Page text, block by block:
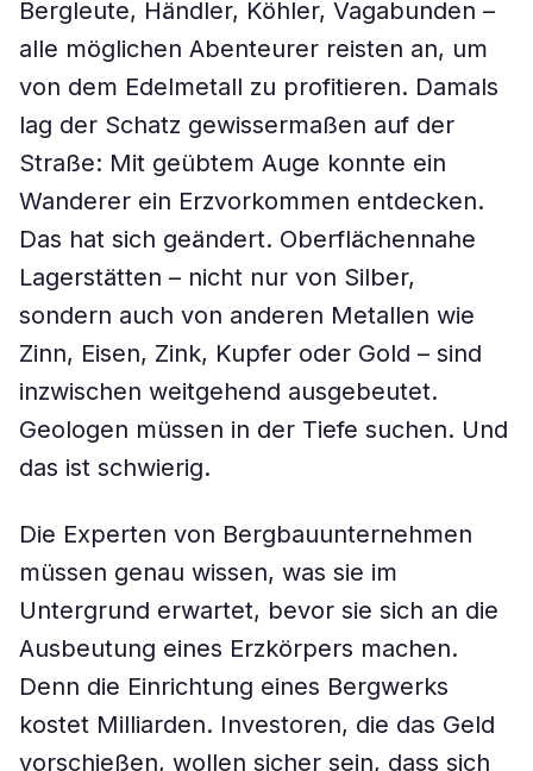
Bergleute, Händler, Köhler, Vagabunden –
alle möglichen Abenteurer reisten an, um
von dem Edelmetall zu profitieren. Damals
lag der Schatz gewissermaßen auf der
Straße: Mit geübtem Auge konnte ein
Wanderer ein Erzvorkommen entdecken.
Das hat sich geändert. Oberflächennahe
Lagerstätten – nicht nur von Silber,
sondern auch von anderen Metallen wie
Zinn, Eisen, Zink, Kupfer oder Gold – sind
inzwischen weitgehend ausgebeutet.
Geologen müssen in der Tiefe suchen. Und
das ist schwierig.
Die Experten von Bergbauunternehmen
müssen genau wissen, was sie im
Untergrund erwartet, bevor sie sich an die
Ausbeutung eines Erzkörpers machen.
Denn die Einrichtung eines Bergwerks
kostet Milliarden. Investoren, die das Geld
vorschießen, wollen sicher sein, dass sich